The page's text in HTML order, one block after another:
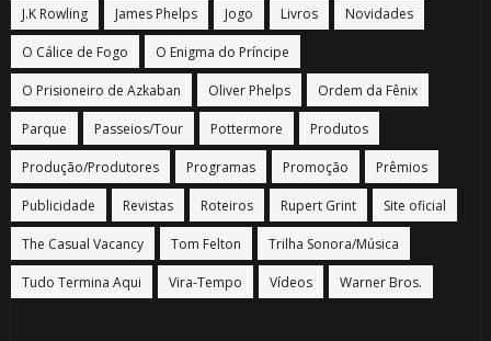
J.K Rowling James Phelps Jogo Livros Novidades
O Cálice de Fogo O Enigma do Príncipe
O Prisioneiro de Azkaban Oliver Phelps Ordem da Fênix
Parque Passeios/Tour Pottermore Produtos
Produção/Produtores Programas Promoção Prêmios
Publicidade Revistas Roteiros Rupert Grint Site oficial
The Casual Vacancy Tom Felton Trilha Sonora/Música
Tudo Termina Aqui Vira-Tempo Vídeos Warner Bros.